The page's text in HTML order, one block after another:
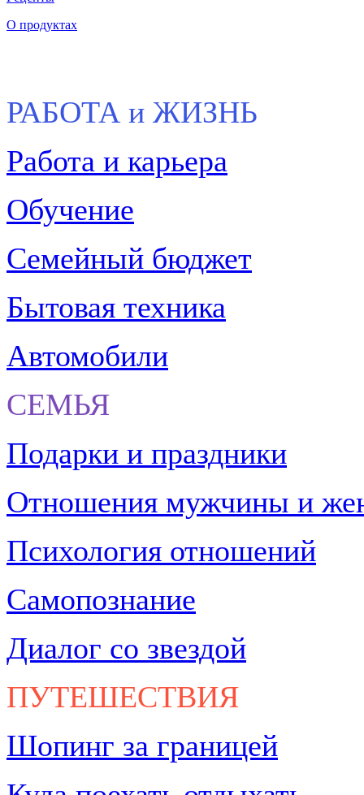
О продуктах
РАБОТА и ЖИЗНЬ
Работа и карьера
Обучение
Семейный бюджет
Бытовая техника
Автомобили
СЕМЬЯ
Подарки и праздники
Отношения мужчины и
Психология отношений
Самопознание
Диалог со звездой
ПУТЕШЕСТВИЯ
Шопинг за границей